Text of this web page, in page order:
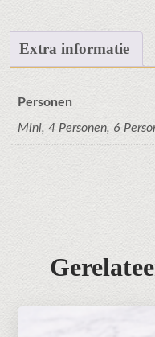
Extra informatie
Personen
Mini, 4 Personen, 6